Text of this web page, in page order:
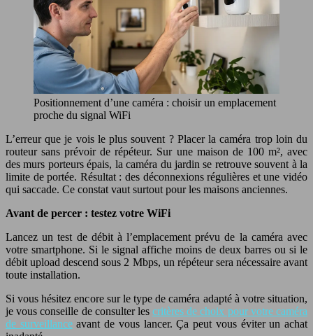
Positionnement d’une caméra : choisir un emplacement
proche du signal WiFi
L’erreur que je vois le plus souvent ? Placer la caméra trop loin du
routeur sans prévoir de répéteur. Sur une maison de 100 m², avec
des murs porteurs épais, la caméra du jardin se retrouve souvent à la
limite de portée. Résultat : des déconnexions régulières et une vidéo
qui saccade. Ce constat vaut surtout pour les maisons anciennes.
Avant de percer : testez votre WiFi
Lancez un test de débit à l’emplacement prévu de la caméra avec
votre smartphone. Si le signal affiche moins de deux barres ou si le
débit upload descend sous 2 Mbps, un répéteur sera nécessaire avant
toute installation.
Si vous hésitez encore sur le type de caméra adapté à votre situation,
je vous conseille de consulter lescritères de choix pour votre caméra
de surveillanceavant de vous lancer. Ça peut vous éviter un achat